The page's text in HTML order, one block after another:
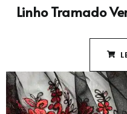
Linho Tramado